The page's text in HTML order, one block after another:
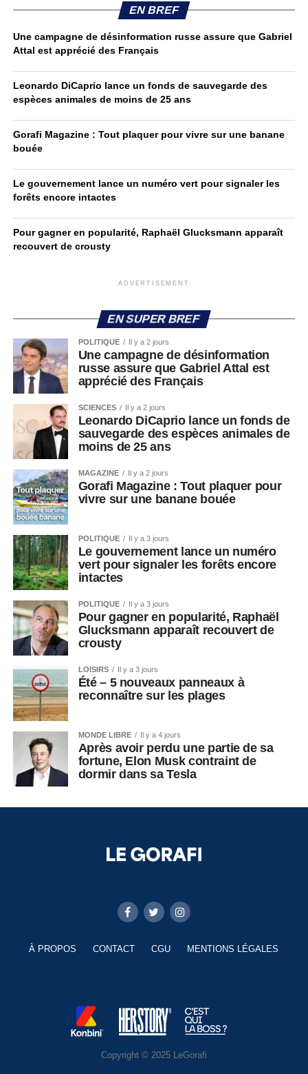
EN BREF
Une campagne de désinformation russe assure que Gabriel
Attal est apprécié des Français
Leonardo DiCaprio lance un fonds de sauvegarde des
espèces animales de moins de 25 ans
Gorafi Magazine : Tout plaquer pour vivre sur une banane
bouée
Le gouvernement lance un numéro vert pour signaler les
forêts encore intactes
Pour gagner en popularité, Raphaël Glucksmann apparaît
recouvert de crousty
ADVERTISEMENT
EN SUPER BREF
POLITIQUE Il y a 2 jours
Une campagne de désinformation
russe assure que Gabriel Attal est
apprécié des Français
SCIENCES Il y a 2 jours
Leonardo DiCaprio lance un fonds de
sauvegarde des espèces animales de
moins de 25 ans
MAGAZINE Il y a 2 jours
Gorafi Magazine : Tout plaquer pour
vivre sur une banane bouée
POLITIQUE Il y a 3 jours
Le gouvernement lance un numéro
vert pour signaler les forêts encore
intactes
POLITIQUE Il y a 3 jours
Pour gagner en popularité, Raphaël
Glucksmann apparaît recouvert de
crousty
LOISIRS Il y a 3 jours
Été – 5 nouveaux panneaux à
reconnaître sur les plages
MONDE LIBRE Il y a 4 jours
Après avoir perdu une partie de sa
fortune, Elon Musk contraint de
dormir dans sa Tesla
À PROPOS CONTACT CGU MENTIONS LÉGALES
Copyright © 2025 LeGorafi